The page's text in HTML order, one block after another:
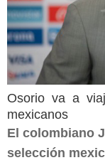
Osorio va a
mexicanos
El colombiano
selección